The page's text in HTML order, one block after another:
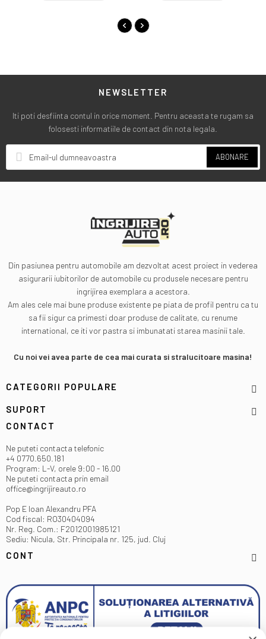
NEWSLETTER
Iti poti desfiinta contul in orice moment. Pentru aceasta te rugam sa
folosesti informatiile de contact din nota legala.
ABONARE
Din pasiunea pentru automobile am dezvoltat acest proiect in vederea
asigurarii iubitorilor de automobile cu produsele necesare pentru
ingrijirea exemplara a acestora.
Am ales cele mai bune produse existente pe piata de profil pentru ca tu
sa fii sigur ca primesti doar produse de calitate, cu renume
international, ce iti vor pastra si imbunatati starea masinii tale.
Cu noi vei avea parte de cea mai curata si stralucitoare masina!
CATEGORII POPULARE
SUPORT
CONTACT
Ne puteti contacta telefonic
+4 0770.650.181
Program: L-V, orele 9:00 - 16.00
Ne puteti contacta prin email
office@ingrijireauto.ro
Pop E Ioan Alexandru PFA
Cod fiscal: RO30404094
Nr. Reg. Com.: F2012001985121
Sediu: Nicula, Str. Principala nr. 125, jud. Cluj
CONT